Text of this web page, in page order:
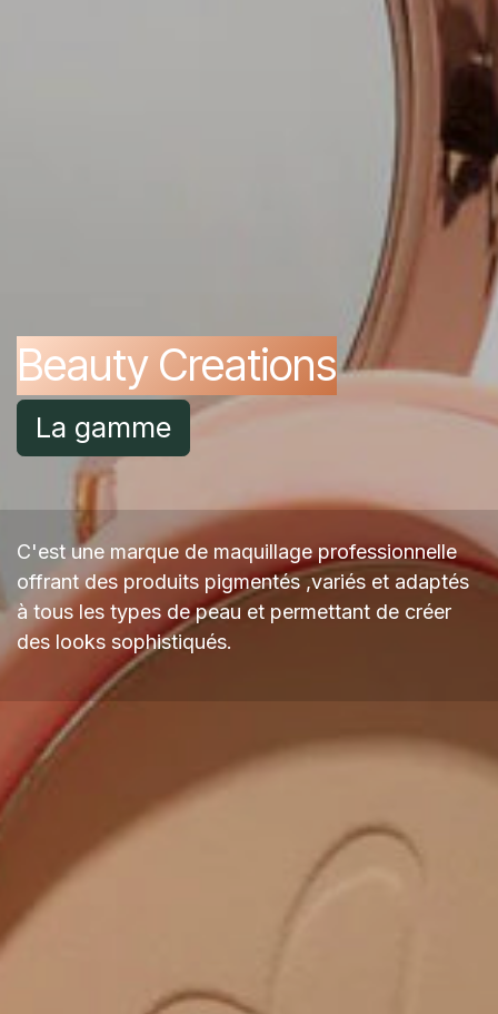
Beauty Creations
La gamme
C'est une marque de maquillage professionnelle
offrant des produits pigmentés ,variés et adaptés
à tous les types de peau et permettant de créer
des looks sophistiqués.